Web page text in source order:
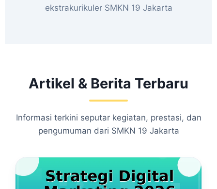
ekstrakurikuler SMKN 19 Jakarta
Artikel & Berita Terbaru
Informasi terkini seputar kegiatan, prestasi, dan
pengumuman dari SMKN 19 Jakarta